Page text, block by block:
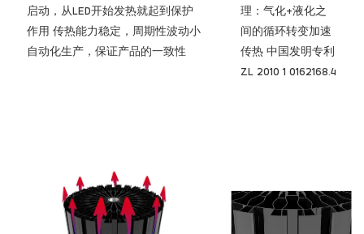
启动，从LED开始发热就起到保护
作用 传热能力稳定，周期性波动小
自动化生产，保证产品的一致性
理：气化+液化之
间的循环转变加速
传热 中国发明专利
ZL 2010 1 0162168.4